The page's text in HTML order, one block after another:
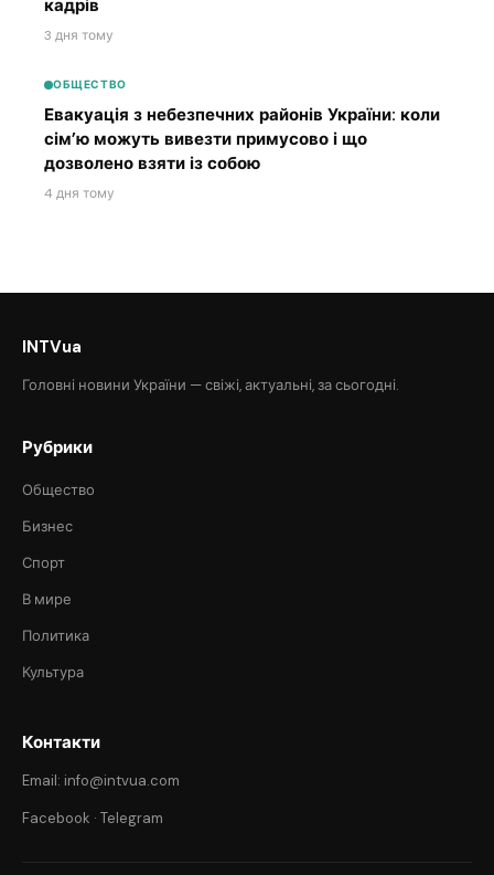
кадрів
3 дня тому
ОБЩЕСТВО
Евакуація з небезпечних районів України: коли
сім’ю можуть вивезти примусово і що
дозволено взяти із собою
4 дня тому
INTVua
Головні новини України — свіжі, актуальні, за сьогодні.
Рубрики
Общество
Бизнес
Спорт
В мире
Политика
Культура
Контакти
Email: info@intvua.com
Facebook · Telegram